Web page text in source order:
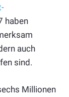
haben
auch
sind.
Millionen